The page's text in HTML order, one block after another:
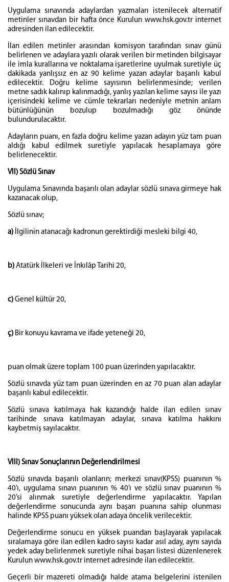
Uygulama sınavında adaylardan yazmaları istenilecek alternatif
metinler sınavdan bir hafta önce Kurulun www.hsk.gov.tr internet
adresinden ilan edilecektir.
İlan edilen metinler arasından komisyon tarafından sınav günü
belirlenen ve adaylara yazılı olarak verilen bir metinden bilgisayar
ile imla kurallarına ve noktalama işaretlerine uyulmak suretiyle üç
dakikada yanlışsız en az 90 kelime yazan adaylar başarılı kabul
edilecektir. Doğru kelime sayısının belirlenmesinde; verilen
metne sadık kalınıp kalınmadığı, yanlış yazılan kelime sayısı ile yazı
içerisindeki kelime ve cümle tekrarları nedeniyle metnin anlam
bütünlüğünün bozulup bozulmadığı göz önünde
bulundurulacaktır.
Adayların puanı, en fazla doğru kelime yazan adayın yüz tam puan
aldığı kabul edilmek suretiyle yapılacak hesaplamaya göre
belirlenecektir.
VII) Sözlü Sınav
Uygulama Sınavında başarılı olan adaylar sözlü sınava girmeye hak
kazanacak olup,
Sözlü sınav;
a) İlgilinin atanacağı kadronun gerektirdiği mesleki bilgi 40,
b) Atatürk İlkeleri ve İnkılâp Tarihi 20,
c) Genel kültür 20,
ç) Bir konuyu kavrama ve ifade yeteneği 20,
puan olmak üzere toplam 100 puan üzerinden yapılacaktır.
Sözlü sınavda yüz tam puan üzerinden en az 70 puan alan adaylar
başarılı kabul edilecektir.
Sözlü sınava katılmaya hak kazandığı halde ilan edilen sınav
tarihinde sınava katılmayan adaylar, sınava katılma hakkını
kaybetmiş sayılacaktır.
VIII) Sınav Sonuçlarının Değerlendirilmesi
Sözlü sınavda başarılı olanların; merkezi sınav(KPSS) puanının %
40’ı, uygulama sınavı puanının % 40’ı ve sözlü sınav puanının %
20’si alınmak suretiyle değerlendirme yapılacaktır. Yapılan
değerlendirme sonucunda aynı başarı puanına sahip olunması
halinde KPSS puanı yüksek olan adaya öncelik verilecektir.
Değerlendirme sonucu en yüksek puandan başlayarak yapılacak
sıralamaya göre ilan edilen kadro sayısı kadar asıl aday, aynı sayıda
yedek aday belirlenmek suretiyle nihai başarı listesi düzenlenerek
Kurulun www.hsk.gov.tr internet adresinde ilan edilecektir.
Geçerli bir mazereti olmadığı halde atama belgelerini istenilen